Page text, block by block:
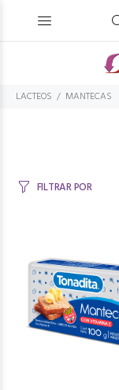
LACTEOS MANTECAS
FILTRAR POR